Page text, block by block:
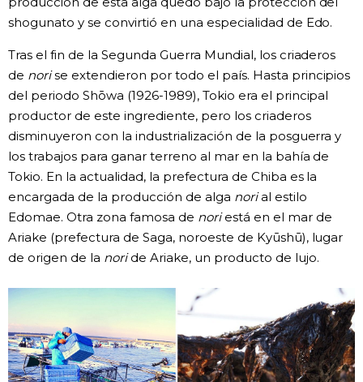
shogunato y se convirtió en una especialidad de Edo.
Tras el fin de la Segunda Guerra Mundial, los criaderos
de norise extendieron por todo el país. Hasta principios
del periodo Shōwa (1926-1989), Tokio era el principal
productor de este ingrediente, pero los criaderos
disminuyeron con la industrialización de la posguerra y
los trabajos para ganar terreno al mar en la bahía de
Tokio. En la actualidad, la prefectura de Chiba es la
encargada de la producción de alga norial estilo
Edomae. Otra zona famosa de noriestá en el mar de
Ariake (prefectura de Saga, noroeste de Kyūshū), lugar
de origen de la noride Ariake, un producto de lujo.